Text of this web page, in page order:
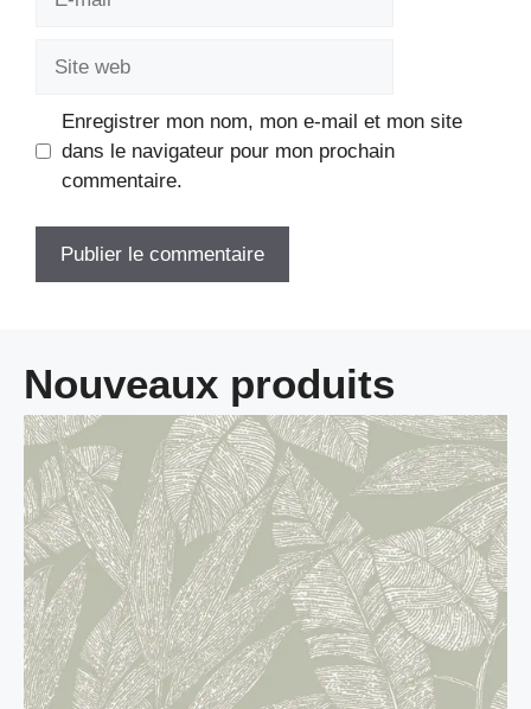
Enregistrer mon nom, mon e-mail et mon site
dans le navigateur pour mon prochain
commentaire.
Nouveaux produits